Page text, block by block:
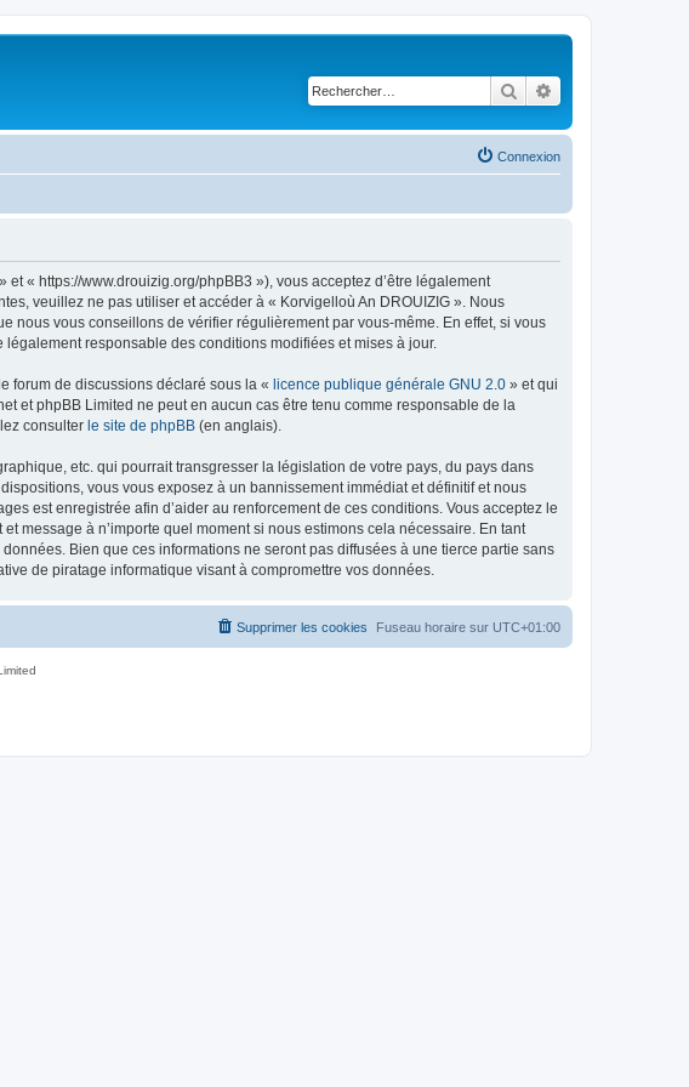
Rechercher
Connexion
« https://www.drouizig.org/phpBB3 »), vous acceptez d’être légalement
veuillez ne pas utiliser et accéder à « Korvigelloù An DROUIZIG ». Nous
nous vous conseillons de vérifier régulièrement par vous-même. En effet, si vous
responsable des conditions modifiées et mises à jour.
forum de discussions déclaré sous la « licence publique générale GNU 2.0 » et qui
et phpBB Limited ne peut en aucun cas être tenu comme responsable de la
consulter le site de phpBB (en anglais).
etc. qui pourrait transgresser la législation de votre pays, du pays dans
vous vous exposez à un bannissement immédiat et définitif et nous
est enregistrée afin d’aider au renforcement de ces conditions. Vous acceptez le
message à n’importe quel moment si nous estimons cela nécessaire. En tant
Bien que ces informations ne seront pas diffusées à une tierce partie sans
de piratage informatique visant à compromettre vos données.
Fuseau horaire sur UTC+01:00
Supprimer les cookies